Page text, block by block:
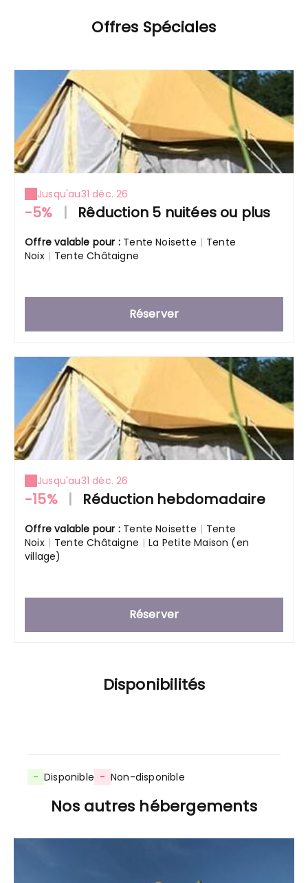
Offres Spéciales
Jusqu'au31 déc. 26
-5% Rêduction 5 nuitées ou plus
Offre valable pour : Tente Noisette | Tente
Noix | Tente Châtaigne
Réserver
Jusqu'au31 déc. 26
-15% Réduction hebdomadaire
Offre valable pour : Tente Noisette | Tente
Noix | Tente Châtaigne | La Petite Maison (en
village)
Réserver
Disponibilités
- Disponible - Non-disponible
Nos autres hébergements